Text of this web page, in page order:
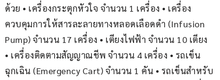
ด้วย • เครื่องกระตุกหัวใจ จำนวน 1 เครื่อง • เครื่อง
ควบคุมการให้สารละลายทางหลอดเลือดดำ (Infusion
Pump) จำนวน 17 เครื่อง • เตียงไฟฟ้า จำนวน 10 เตียง
• เครื่องติดตามสัญญาณชีพ จำนวน 4 เครื่อง • รถเข็น
ฉุกเฉิน (Emergency Cart) จำนวน 1 คัน • รถเข็นสำหรับ